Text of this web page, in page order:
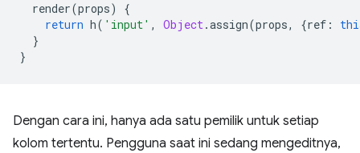
render(props)
{
return h( 'input' , Object.assign(props, {ref :
}
}
Dengan cara ini, hanya ada satu pemilik untuk setiap
kolom tertentu. Pengguna saat ini sedang mengeditnya,